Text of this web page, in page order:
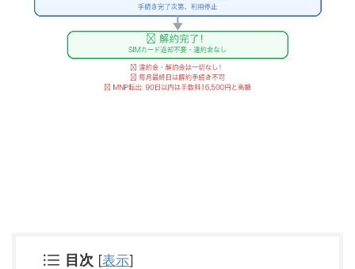
目次 [表示]